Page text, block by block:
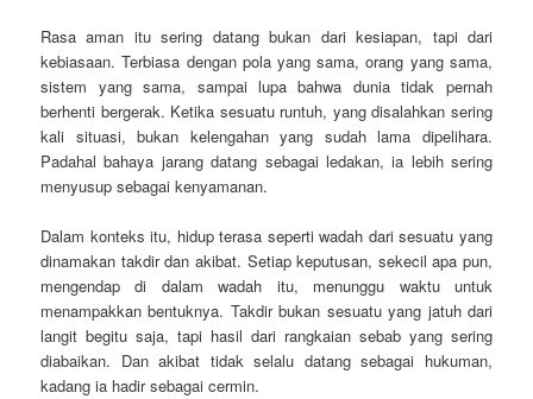
Rasa aman itu sering datang bukan dari kesiapan, tapi dari
kebiasaan. Terbiasa dengan pola yang sama, orang yang sama,
sistem yang sama, sampai lupa bahwa dunia tidak pernah
berhenti bergerak. Ketika sesuatu runtuh, yang disalahkan sering
kali situasi, bukan kelengahan yang sudah lama dipelihara.
Padahal bahaya jarang datang sebagai ledakan, ia lebih sering
menyusup sebagai kenyamanan.
Dalam konteks itu, hidup terasa seperti wadah dari sesuatu yang
dinamakan takdir dan akibat. Setiap keputusan, sekecil apa pun,
mengendap di dalam wadah itu, menunggu waktu untuk
menampakkan bentuknya. Takdir bukan sesuatu yang jatuh dari
langit begitu saja, tapi hasil dari rangkaian sebab yang sering
diabaikan. Dan akibat tidak selalu datang sebagai hukuman,
kadang ia hadir sebagai cermin.